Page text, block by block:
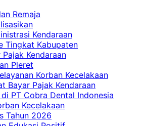
Remaja
Kendaraan
Tingkat Kabupaten
Kendaraan
Pleret
Korban Kecelakaan
Bayar Pajak Kendaraan
PT Cobra Dental Indonesia
Kecelakaan
Tahun 2026